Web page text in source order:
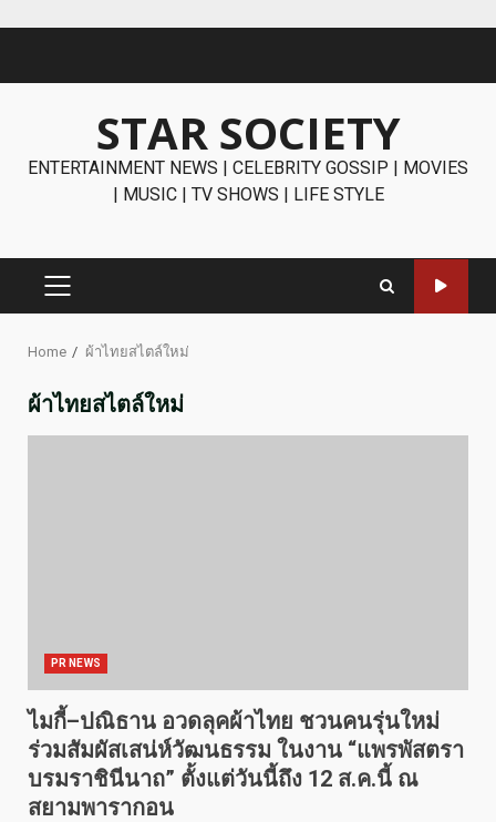
STAR SOCIETY
ENTERTAINMENT NEWS | CELEBRITY GOSSIP | MOVIES
| MUSIC | TV SHOWS | LIFE STYLE
PRIMARY
Home ผ้าไทยสไตล์ใหม่
ผ้าไทยสไตล์ใหม่
PR NEWS
ไมกี้–ปณิธาน อวดลุคผ้าไทย ชวนคนรุ่นใหม่
ร่วมสัมผัสเสน่ห์วัฒนธรรม ในงาน “แพรพัสตรา
บรมราชินีนาถ” ตั้งแต่วันนี้ถึง 12 ส.ค.นี้ ณ
สยามพารากอน